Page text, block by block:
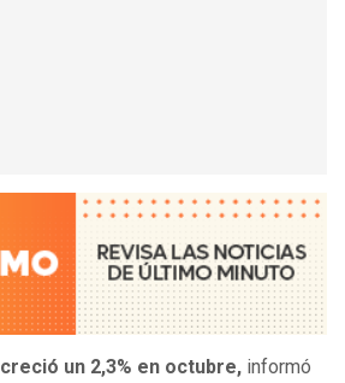
creció un 2,3% en octubre, informó